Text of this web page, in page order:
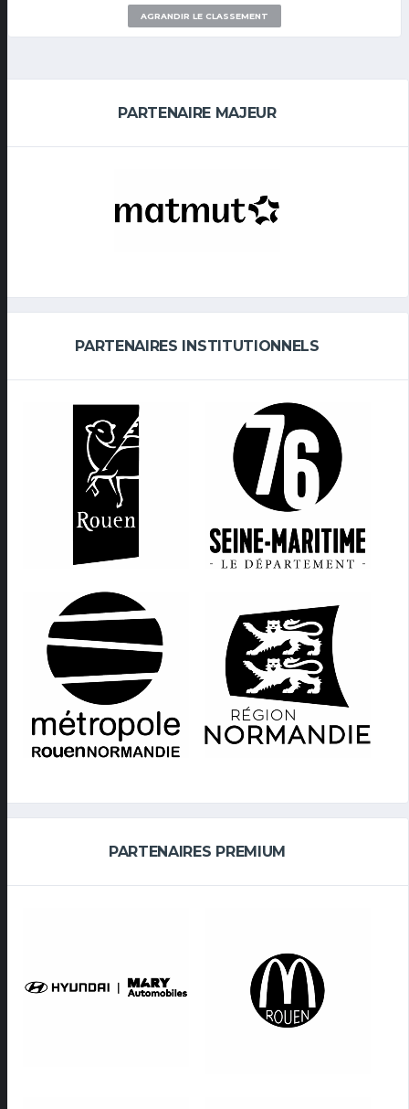
AGRANDIR LE CLASSEMENT
PARTENAIRE MAJEUR
PARTENAIRES INSTITUTIONNELS
PARTENAIRES PREMIUM